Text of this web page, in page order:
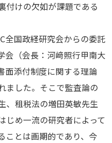
付けの欠如が課題である
全国政経研究会からの委託
会（会長：河﨑照行甲南大
面添付制度に関する理論
ました。そこで監査論の
、租税法の増田英敏先生
じめ一流の研究者によって
ことは画期的であり、今